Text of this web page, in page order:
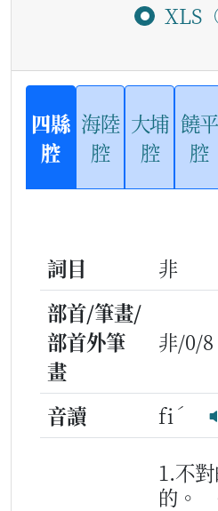
XLS
四縣
腔
海陸
腔
大埔
腔
饒平
腔
詞目
非
部首/筆畫/
部首外筆
畫
非/0/8
音讀 fi ˊ
1.不
的。